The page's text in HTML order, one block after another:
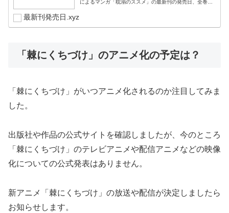
によるマンガ「耽溺のススメ」の最新刊の発売日、全巻お
最新刊発売日.xyz
「棘にくちづけ」のアニメ化の予定は？
「棘にくちづけ」がいつアニメ化されるのか注目してみま
した。
出版社や作品の公式サイトを確認しましたが、今のところ
「棘にくちづけ」のテレビアニメや配信アニメなどの映像
化についての公式発表はありません。
新アニメ「棘にくちづけ」の放送や配信が決定しましたら
お知らせします。